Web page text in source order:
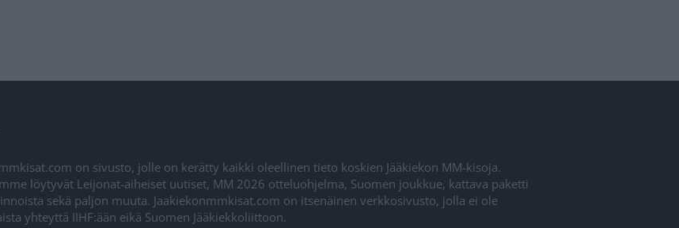
on sivusto, jolle on kerätty kaikki oleellinen tieto koskien Jääkiekon MM-kisoja.
löytyvät Leijonat-aiheiset uutiset, MM 2026 otteluohjelma, Suomen joukkue, kattava paketti
sekä paljon muuta. Jaakiekonmmkisat.com on itsenäinen verkkosivusto, jolla ei ole
yhteyttä IIHF:ään eikä Suomen Jääkiekkoliittoon.